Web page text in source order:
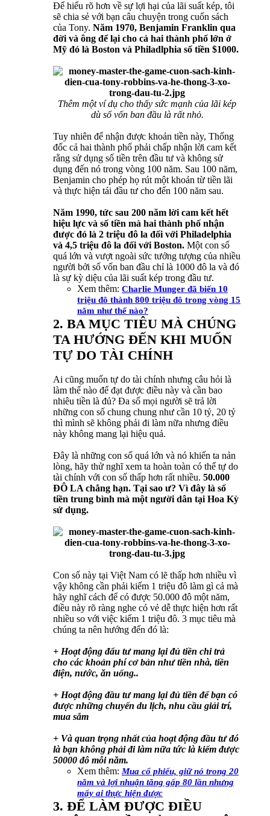
Để hiểu rõ hơn về sự lợi hại của lãi suất kép, tôi
sẽ chia sẻ với bạn câu chuyện trong cuốn sách
của Tony. Năm 1970, Benjamin Franklin qua
đời và ông để lại cho cả hai thành phố lớn ở
Mỹ đó là Boston và Philadlphia số tiền $1000.
Thêm một ví dụ cho thấy sức mạnh của lãi kép
dù số vốn ban đầu là rất nhỏ.
Tuy nhiên để nhận được khoản tiền này, Thống
đốc cả hai thành phố phải chấp nhận lời cam kết
rằng sử dụng số tiền trên đầu tư và không sử
dụng đến nó trong vòng 100 năm. Sau 100 năm,
Benjamin cho phép họ rút một khoản từ tiền lãi
và thực hiện tái đầu tư cho đến 100 năm sau.
Năm 1990, tức sau 200 năm lời cam kết hết
hiệu lực và số tiền mà hai thành phố nhận
được đó là 2 triệu đô la đối với Philadelphia
và 4,5 triệu đô la đối với Boston. Một con số
quá lớn và vượt ngoài sức tưởng tượng của nhiều
người bởi số vốn ban đầu chỉ là 1000 đô la và đó
là sự kỳ diệu của lãi suất kép trong đầu tư.
Xem thêm: Charlie Munger đã biến 10
triệu đô thành 800 triệu đô trong vòng 15
năm như thế nào?
2. BA MỤC TIÊU MÀ CHÚNG
TA HƯỚNG ĐẾN KHI MUỐN
TỰ DO TÀI CHÍNH
Ai cũng muốn tự do tài chính nhưng câu hỏi là
làm thế nào để đạt được điều này và cần bao
nhiêu tiền là đủ? Đa số mọi người sẽ trả lời
những con số chung chung như cần 10 tỷ, 20 tỷ
thì mình sẽ không phải đi làm nữa nhưng điều
này không mang lại hiệu quả.
Đây là những con số quá lớn và nó khiến ta nản
lòng, hãy thử nghĩ xem ta hoàn toàn có thể tự do
tài chính với con số thấp hơn rất nhiều. 50.000
ĐÔ LA chẳng hạn. Tại sao ư? Vì đây là số
tiền trung bình mà một người dân tại Hoa Kỳ
sử dụng.
Con số này tại Việt Nam có lẽ thấp hơn nhiều vì
vậy không cần phải kiếm 1 triệu đô làm gì cả mà
hãy nghĩ cách để có được 50.000 đô một năm,
điều này rõ ràng nghe có vẻ dễ thực hiện hơn rất
nhiều so với việc kiếm 1 triệu đô. 3 mục tiêu mà
chúng ta nên hướng đến đó là:
+ Hoạt động đẩu tư mang lại đủ tiền chi trả
cho các khoản phí cơ bản như tiền nhà, tiền
điện, nước, ăn uống..
+ Hoạt động đầu tư mang lại đủ tiền để bạn có
được những chuyến du lịch, nhu cầu giải trí,
mua sắm
+ Và quan trọng nhất của hoạt động đầu tư đó
là bạn không phải đi làm nữa tức là kiếm được
50000 đô mỗi năm.
Xem thêm: Mua cổ phiếu, giữ nó trong 20
năm và lợi nhuận tăng gấp 80 lần nhưng
mấy ai thực hiện được
3. ĐỂ LÀM ĐƯỢC ĐIỀU